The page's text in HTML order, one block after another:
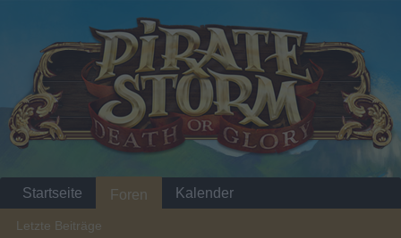
Startseite Foren
Letzte Beiträge
Kalender